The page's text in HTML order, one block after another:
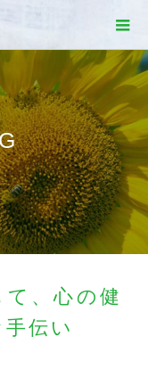
、心の健
伝い